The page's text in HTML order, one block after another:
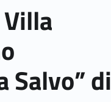
Salvo” di